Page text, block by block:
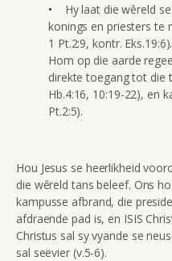
Hy laat die wêreld
konings en priesters te
1 Pt.2:9, kontr.
Hom op die aarde
direkte toegang tot die
Hb.4:16, 10:19-22), en
Pt.2:5).
Hou Jesus se heerlikheid
die wêreld tans beleef. Ons
kampusse afbrand, die
afdraende pad is, en ISIS
Christus sal sy vyande se
sal seëvier (v.5-6).